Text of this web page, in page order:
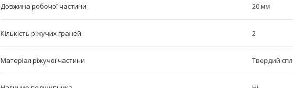
Довжина робочої частини 20 мм
Кількість ріжучих граней 2
Матеріал ріжучої частини Твердий